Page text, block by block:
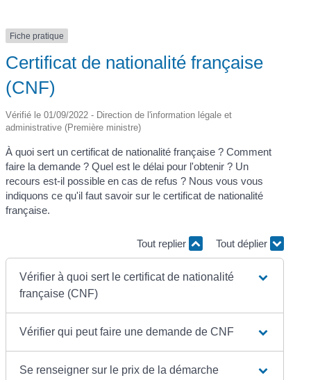
Fiche pratique
Certificat de nationalité française
(CNF)
Vérifié le 01/09/2022 - Direction de l'information légale et
administrative (Première ministre)
À quoi sert un certificat de nationalité française ? Comment
faire la demande ? Quel est le délai pour l'obtenir ? Un
recours est-il possible en cas de refus ? Nous vous vous
indiquons ce qu'il faut savoir sur le certificat de nationalité
française.
Tout replier Tout déplier
Vérifier à quoi sert le certificat de nationalité
française (CNF)
Vérifier qui peut faire une demande de CNF
Se renseigner sur le prix de la démarche